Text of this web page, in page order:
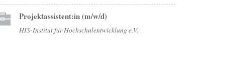
Projektassistent:in (m/w/d)
HIS-Institut für Hochschulentwicklung e.V.